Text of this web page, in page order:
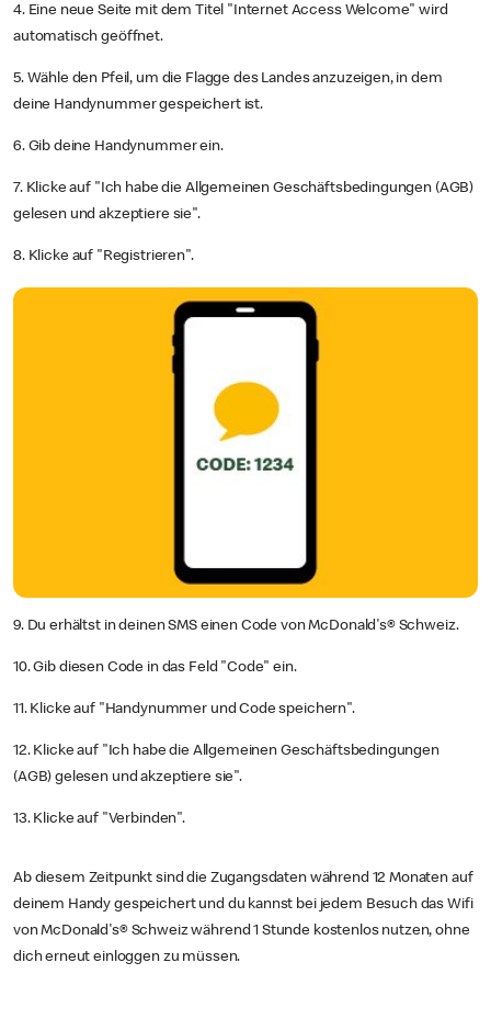
4. Eine neue Seite mit dem Titel "Internet Access Welcome" wird
automatisch geöffnet.
5. Wähle den Pfeil, um die Flagge des Landes anzuzeigen, in dem
deine Handynummer gespeichert ist.
6. Gib deine Handynummer ein.
7. Klicke auf "Ich habe die Allgemeinen Geschäftsbedingungen (AGB)
gelesen und akzeptiere sie".
8. Klicke auf "Registrieren".
9. Du erhältst in deinen SMS einen Code von McDonald's® Schweiz.
10. Gib diesen Code in das Feld "Code" ein.
11. Klicke auf "Handynummer und Code speichern".
12. Klicke auf "Ich habe die Allgemeinen Geschäftsbedingungen
(AGB) gelesen und akzeptiere sie".
13. Klicke auf "Verbinden".
Ab diesem Zeitpunkt sind die Zugangsdaten während 12 Monaten auf
deinem Handy gespeichert und du kannst bei jedem Besuch das Wifi
von McDonald's® Schweiz während 1 Stunde kostenlos nutzen, ohne
dich erneut einloggen zu müssen.